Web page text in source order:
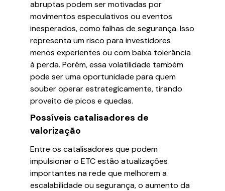
abruptas podem ser motivadas por
movimentos especulativos ou eventos
inesperados, como falhas de segurança. Isso
representa um risco para investidores
menos experientes ou com baixa tolerância
à perda. Porém, essa volatilidade também
pode ser uma oportunidade para quem
souber operar estrategicamente, tirando
proveito de picos e quedas.
Possíveis catalisadores de
valorização
Entre os catalisadores que podem
impulsionar o ETC estão atualizações
importantes na rede que melhorem a
escalabilidade ou segurança, o aumento da